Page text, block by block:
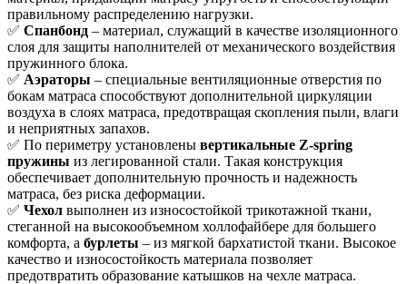
правильному распределению нагрузки.
✅ Спанбонд – материал, служащий в качестве изоляционного
слоя для защиты наполнителей от механического воздействия
пружинного блока.
✅ Аэраторы – специальные вентиляционные отверстия по
бокам матраса способствуют дополнительной циркуляции
воздуха в слоях матраса, предотвращая скопления пыли, влаги
и неприятных запахов.
✅ По периметру установлены вертикальные Z-spring
пружины из легированной стали. Такая конструкция
обеспечивает дополнительную прочность и надежность
матраса, без риска деформации.
✅ Чехол выполнен из износостойкой трикотажной ткани,
стеганной на высокообъемном холлофайбере для большего
комфорта, а бурлеты – из мягкой бархатистой ткани. Высокое
качество и износостойкость материала позволяет
предотвратить образование катышков на чехле матраса.